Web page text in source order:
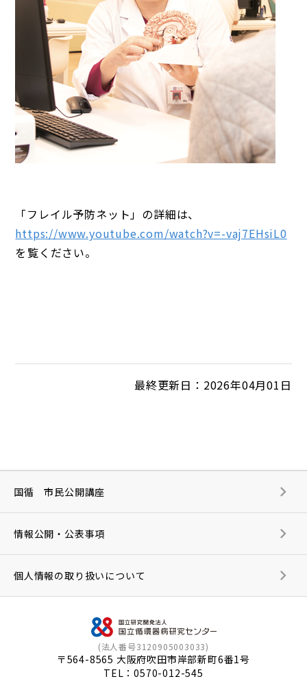
「フレイル予防ネット」の詳細は、
https://www.youtube.com/watch?v=-vaj7EHsiL0
をこ゚覧ください。
最終更新日：2026年04月01日
(法人番号3120905003033)
〒564-8565 大阪府吹田市岸部新町6番1号
TEL：0570-012-545
国循 市民公開講座
情報公開・公表事項
個人情報の取り扱いについて